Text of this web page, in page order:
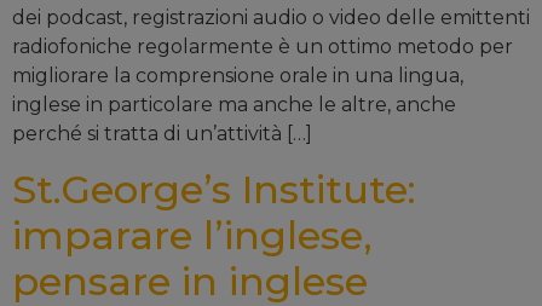
dei podcast, registrazioni audio o video delle emittenti
radiofoniche regolarmente è un ottimo metodo per
migliorare la comprensione orale in una lingua,
inglese in particolare ma anche le altre, anche
perché si tratta di un’attività […]
St.George’s Institute:
imparare l’inglese,
pensare in inglese